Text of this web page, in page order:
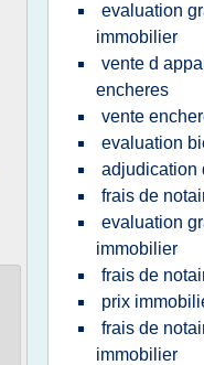
evaluation
immobilier
vente d
encheres
vente
evaluation
adjudication
frais de
evaluation
immobilier
frais de
prix
frais de
immobilier